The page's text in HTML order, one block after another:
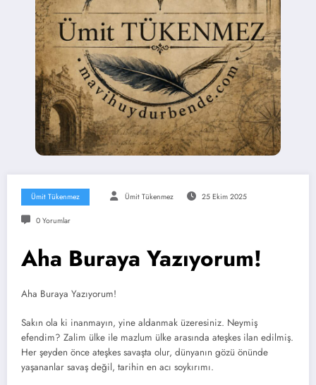
Ümit Tükenmez Ümit Tükenmez 25 Ekim 2025
0 Yorumlar
Aha Buraya Yazıyorum!
Aha Buraya Yazıyorum!
Sakın ola ki inanmayın, yine aldanmak üzeresiniz. Neymiş
efendim? Zalim ülke ile mazlum ülke arasında ateşkes ilan edilmiş.
Her şeyden önce ateşkes savaşta olur, dünyanın gözü önünde
yaşananlar savaş değil, tarihin en acı soykırımı.